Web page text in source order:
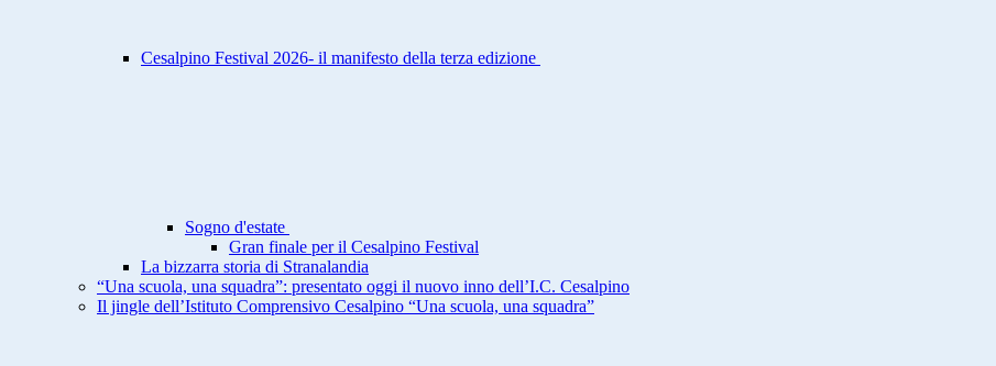
Cesalpino Festival 2026- il manifesto della terza edizione
Sogno d'estate
Gran finale per il Cesalpino Festival
La bizzarra storia di Stranalandia
“Una scuola, una squadra”: presentato oggi il nuovo inno dell’I.C. Cesalpino
Il jingle dell’Istituto Comprensivo Cesalpino “Una scuola, una squadra”